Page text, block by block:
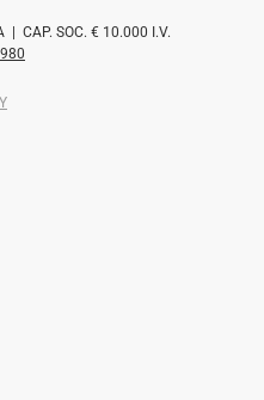
| CAP. SOC. € 10.000 I.V.